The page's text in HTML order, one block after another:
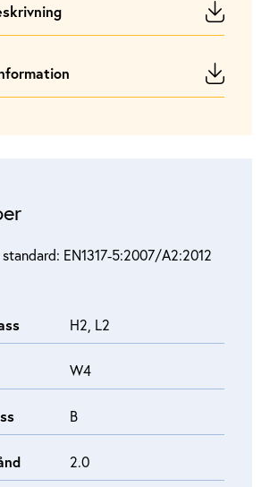
EN1317‑5:2007/A2:2012
H2, L2
W4
B
2.0